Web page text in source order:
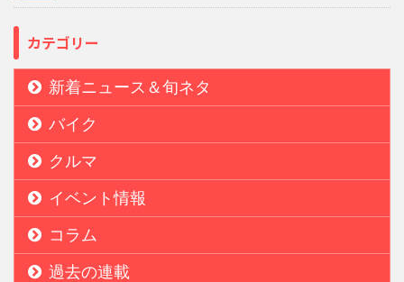
カテゴリー
新着ニュース＆旬ネタ
バイク
クルマ
イベント情報
コラム
過去の連載